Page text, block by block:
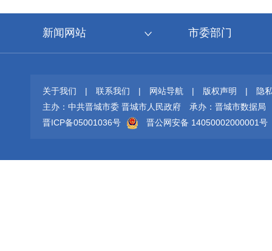
新闻网站 市委部门
关于我们 | 联系我们 | 网站导航 | 版权声明 |
隐
主办：中共晋城市委 晋城市人民政府
承办：晋城市数据局
晋ICP备05001036号
晋公网安备 14050002000001号